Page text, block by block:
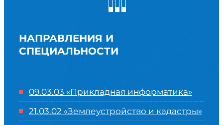
НАПРАВЛЕНИЯ И
СПЕЦИАЛЬНОСТИ
09.03.03 «Прикладная информатика»
21.03.02 «Землеустройство и кадастры»